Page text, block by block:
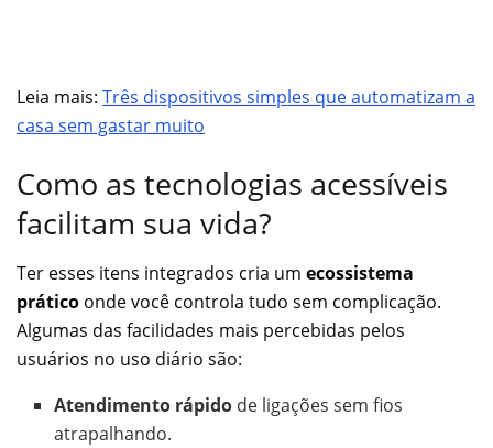
Leia mais: Três dispositivos simples que automatizam a
casa sem gastar muito
Como as tecnologias acessíveis
facilitam sua vida?
Ter esses itens integrados cria um ecossistema
prático onde você controla tudo sem complicação.
Algumas das facilidades mais percebidas pelos
usuários no uso diário são:
Atendimento rápido de ligações sem fios
atrapalhando.